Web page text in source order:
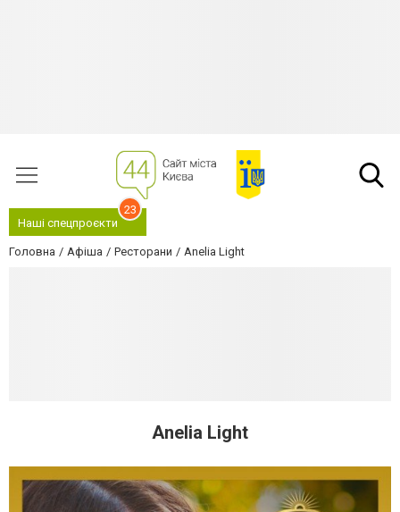
Наші спецпроєкти
23
Головна Афіша Ресторани Anelia Light
Anelia Light